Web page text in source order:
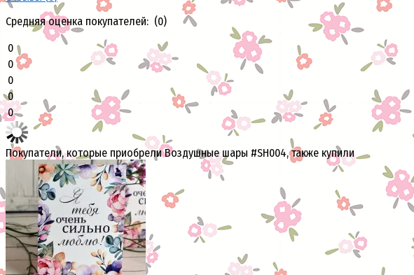
Средняя оценка покупателей: (0)
0
0
0
0
0
Покупатели, которые приобрели Воздушные шары #SH004, также купили